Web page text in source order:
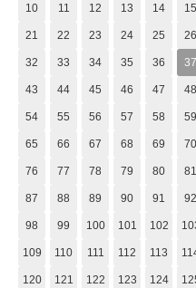
10 11 12 13 14 15
21 22 23 24 25 26
32 33 34 35 36 37
43 44 45 46 47 48
54 55 56 57 58 59
65 66 67 68 69 70
76 77 78 79 80 81
87 88 89 90 91 92
98 99 100 101 102
109 110 111 112 113
120 121 122 123 124